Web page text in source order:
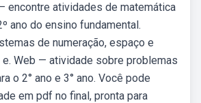
encontre atividades de matemática
ano do ensino fundamental.
de numeração, espaço e
Web — atividade sobre problemas
o 2° ano e 3° ano. Você pode
em pdf no final, pronta para